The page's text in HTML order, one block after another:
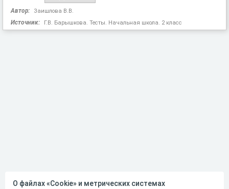
Автор: Заишлова В.В.
Источник: Г.В. Барышкова. Тесты. Начальная школа. 2 класс
О файлах «Cookie» и метрических системах